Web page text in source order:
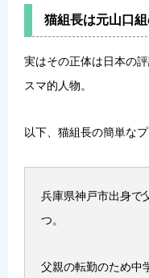
猫組長は元山口
実はその正体は日本の
スマ的人物。
以下、猫組長の簡単な
兵庫県神戸市出身で
つ。
父親の転勤のため中